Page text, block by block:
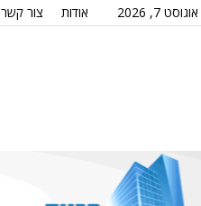
7, 2026 אודות צור קשר